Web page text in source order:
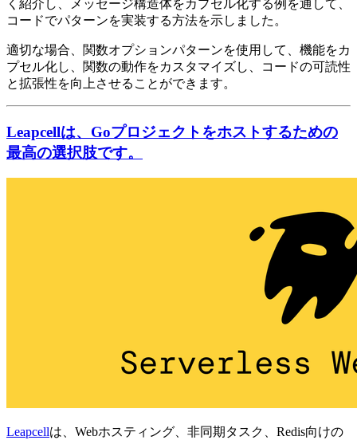
く紹介し、メッセージ構造体をカプセル化する例を通して、
コードでパターンを実装する方法を示しました。
適切な場合、関数オプションパターンを使用して、機能をカ
プセル化し、関数の動作をカスタマイズし、コードの可読性
と拡張性を向上させることができます。
Leapcellは、Goプロジェクトをホストするための
最高の選択肢です。
Leapcellは、Webホスティング、非同期タスク、Redis向けの